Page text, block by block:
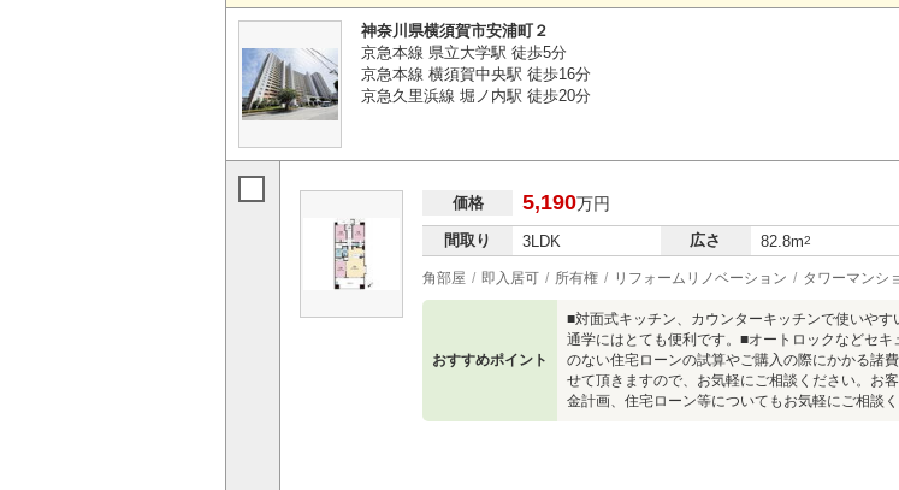
神奈川県横須賀市安浦町２
京急本線 県立大学駅 徒歩5分
京急本線 横須賀中央駅 徒歩16分
京急久里浜線 堀ノ内駅 徒歩20分
価格 5,190万円
間取り 3LDK 広さ 82.8m2
角部屋 即入居可 所有権 リフォームリノベーション タワーマンシ
おすすめポイント
■対面式キッチン、カウンターキッチンで使いや
通学にはとても便利です。■オートロックなどセ
のない住宅ローンの試算やご購入の際にかかる諸
せて頂きますので、お気軽にご相談ください。お
金計画、住宅ローン等についてもお気軽にご相談